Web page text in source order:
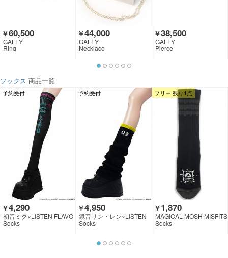
￥60,500
GALFY
Ring
￥44,000
GALFY
Necklace
￥38,500
GALFY
Pierce
ソックス 商品一覧
予約受付
￥4,290
初音ミク×LISTEN FLAVO
R
Socks
予約受付
￥4,950
鏡音リン・レン×LISTEN
FLAVOR
Socks
フリー 残り1点
￥1,870
MAGICAL MOSH MISFITS
Socks